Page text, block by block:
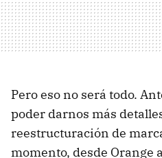
Pero eso no será todo.
poder darnos más
reestructuración de
momento, desde Orange